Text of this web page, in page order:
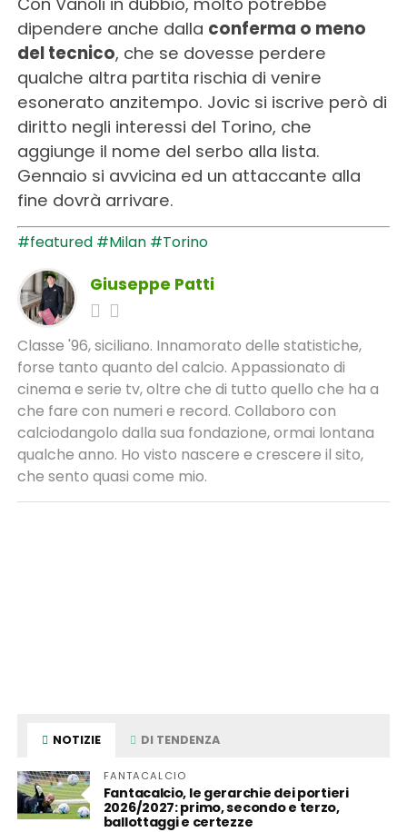
dipendere anche dalla conferma o meno
del tecnico, che se dovesse perdere
qualche altra partita rischia di venire
esonerato anzitempo. Jovic si iscrive però di
diritto negli interessi del Torino, che
aggiunge il nome del serbo alla lista.
Gennaio si avvicina ed un attaccante alla
fine dovrà arrivare.
#featured #Milan #Torino
Giuseppe Patti
Classe '96, siciliano. Innamorato delle statistiche,
forse tanto quanto del calcio. Appassionato di
cinema e serie tv, oltre che di tutto quello che ha a
che fare con numeri e record. Collaboro con
calciodangolo dalla sua fondazione, ormai lontana
qualche anno. Ho visto nascere e crescere il sito,
che sento quasi come mio.
NOTIZIE DI TENDENZA
FANTACALCIO
Fantacalcio, le gerarchie dei portieri
2026/2027: primo, secondo e terzo,
ballottaggi e certezze